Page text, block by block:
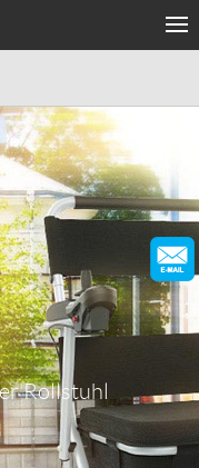
Rollstuhl